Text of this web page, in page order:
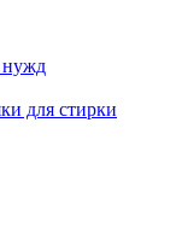
нужд
для стирки